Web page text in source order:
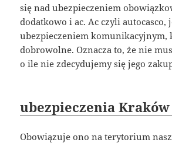
się nad ubezpieczeniem
dodatkowo i ac. Ac czyli autocasco,
ubezpieczeniem komunikacyjnym,
dobrowolne. Oznacza to, że nie
o ile nie zdecydujemy się jego
ubezpieczenia
Obowiązuje ono na terytorium